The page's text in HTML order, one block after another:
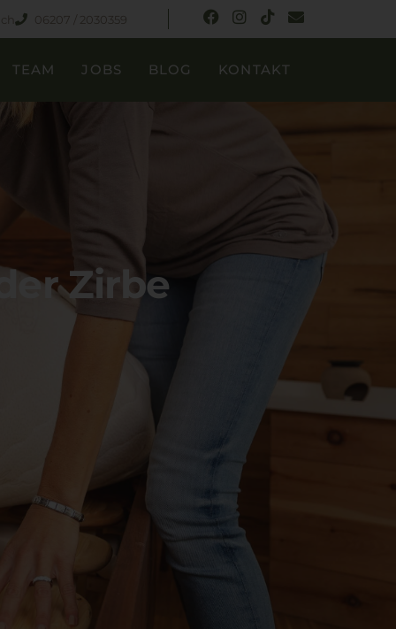
06207 / 2030359
TEAM JOBS BLOG KONTAKT
Zirbe